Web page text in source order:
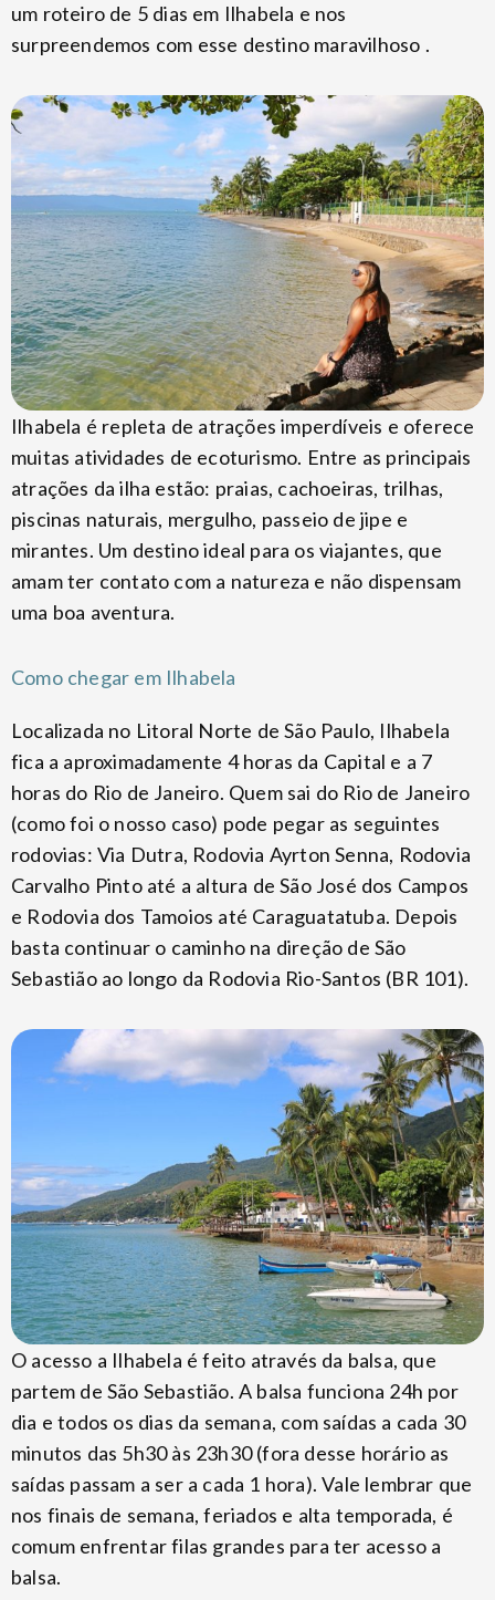
um roteiro de 5 dias em Ilhabela e nos
surpreendemos com esse destino maravilhoso .
Ilhabela é repleta de atrações imperdíveis e oferece
muitas atividades de ecoturismo. Entre as principais
atrações da ilha estão: praias, cachoeiras, trilhas,
piscinas naturais, mergulho, passeio de jipe e
mirantes. Um destino ideal para os viajantes, que
amam ter contato com a natureza e não dispensam
uma boa aventura.
Como chegar em Ilhabela
Localizada no Litoral Norte de São Paulo, Ilhabela
fica a aproximadamente 4 horas da Capital e a 7
horas do Rio de Janeiro. Quem sai do Rio de Janeiro
(como foi o nosso caso) pode pegar as seguintes
rodovias: Via Dutra, Rodovia Ayrton Senna, Rodovia
Carvalho Pinto até a altura de São José dos Campos
e Rodovia dos Tamoios até Caraguatatuba. Depois
basta continuar o caminho na direção de São
Sebastião ao longo da Rodovia Rio-Santos (BR 101).
O acesso a Ilhabela é feito através da balsa, que
partem de São Sebastião. A balsa funciona 24h por
dia e todos os dias da semana, com saídas a cada 30
minutos das 5h30 às 23h30 (fora desse horário as
saídas passam a ser a cada 1 hora). Vale lembrar que
nos finais de semana, feriados e alta temporada, é
comum enfrentar filas grandes para ter acesso a
balsa.